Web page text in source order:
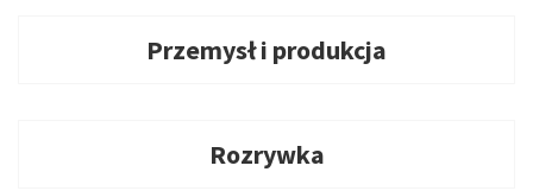
Przemysł i produkcja
Rozrywka